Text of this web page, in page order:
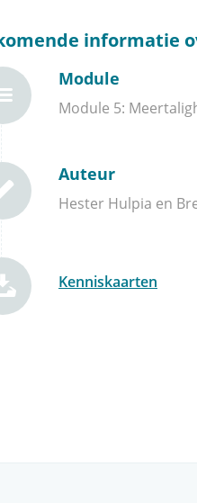
informatie
Module
Module 5:
Auteur
Hester Hulpia en
Kenniskaarten